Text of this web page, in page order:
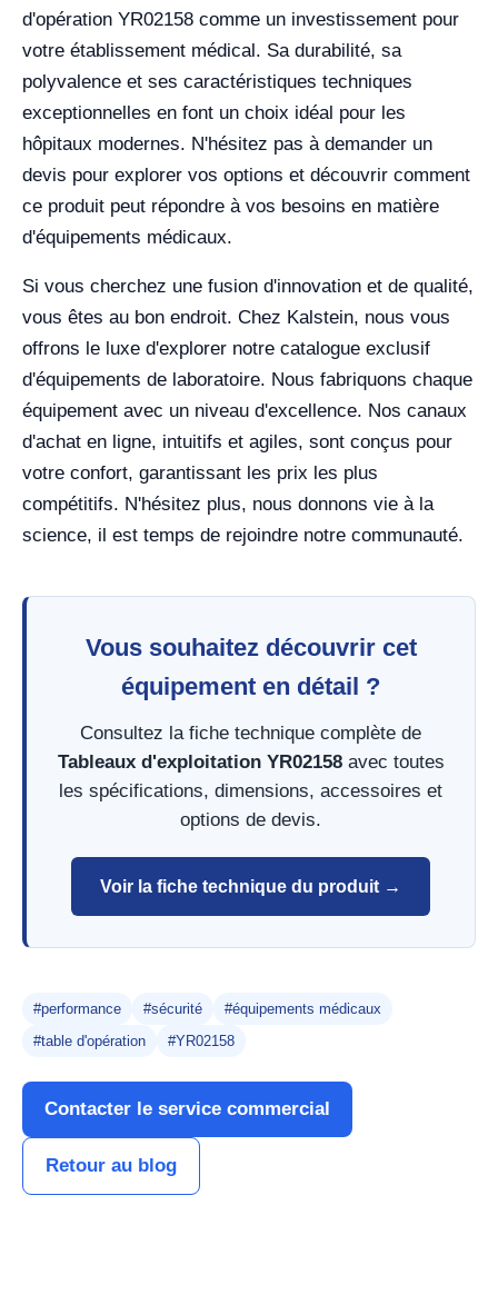
d'opération YR02158 comme un investissement pour
votre établissement médical. Sa durabilité, sa
polyvalence et ses caractéristiques techniques
exceptionnelles en font un choix idéal pour les
hôpitaux modernes. N'hésitez pas à demander un
devis pour explorer vos options et découvrir comment
ce produit peut répondre à vos besoins en matière
d'équipements médicaux.
Si vous cherchez une fusion d'innovation et de qualité,
vous êtes au bon endroit. Chez Kalstein, nous vous
offrons le luxe d'explorer notre catalogue exclusif
d'équipements de laboratoire. Nous fabriquons chaque
équipement avec un niveau d'excellence. Nos canaux
d'achat en ligne, intuitifs et agiles, sont conçus pour
votre confort, garantissant les prix les plus
compétitifs. N'hésitez plus, nous donnons vie à la
science, il est temps de rejoindre notre communauté.
Vous souhaitez découvrir cet
équipement en détail ?
Consultez la fiche technique complète de
Tableaux d'exploitation YR02158avec toutes
les spécifications, dimensions, accessoires et
options de devis.
Voir la fiche technique du produit →
#performance #sécurité
#équipements médicaux
#table d'opération
#YR02158
Contacter le service commercial
Retour au blog